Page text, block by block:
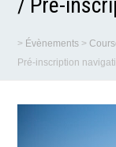
> Évènements >
Pré-inscription